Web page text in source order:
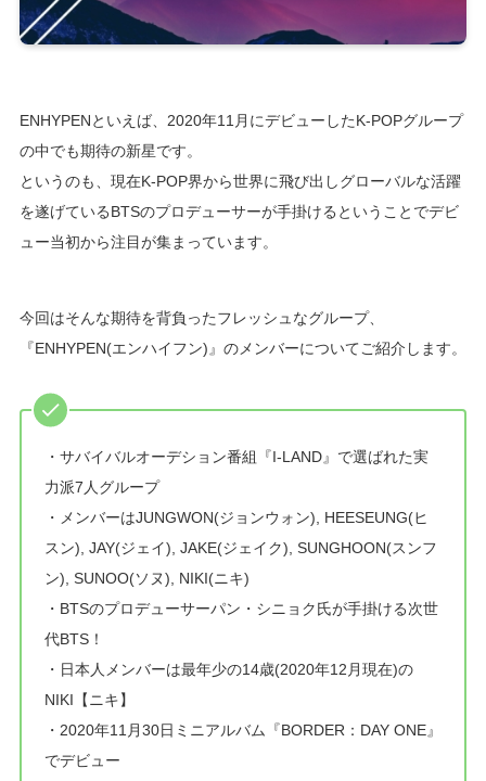
ENHYPENといえば、2020年11月にデビューしたK-POPグループ
の中でも期待の新星です。
というのも、現在K-POP界から世界に飛び出しグローバルな活躍
を遂げているBTSのプロデューサーが手掛けるということでデビ
ュー当初から注目が集まっています。
今回はそんな期待を背負ったフレッシュなグループ、
『ENHYPEN(エンハイフン)』のメンバーについてご紹介します。
・サバイバルオーデション番組『I-LAND』で選ばれた実
力派7人グループ
・メンバーはJUNGWON(ジョンウォン), HEESEUNG(ヒ
スン), JAY(ジェイ), JAKE(ジェイク), SUNGHOON(スンフ
ン), SUNOO(ソヌ), NIKI(ニキ)
・BTSのプロデューサーパン・シニョク氏が手掛ける次世
代BTS！
・日本人メンバーは最年少の14歳(2020年12月現在)の
NIKI【ニキ】
・2020年11月30日ミニアルバム『BORDER：DAY ONE』
でデビュー